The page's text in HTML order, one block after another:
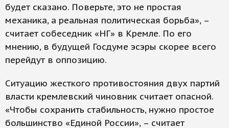
будет сказано. Поверьте, это не простая
механика, а реальная политическая борьба», –
считает собеседник «НГ» в Кремле. По его
мнению, в будущей Госдуме эсэры скорее всего
перейдут в оппозицию.
Ситуацию жесткого противостояния двух партий
власти кремлевский чиновник считает опасной.
«Чтобы сохранить стабильность, нужно простое
большинство «Единой России», – считает